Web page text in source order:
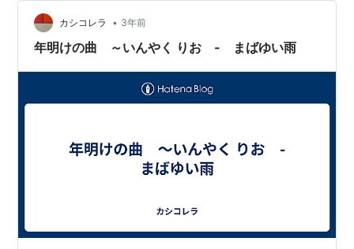
カシコレラ • 3年前
年明けの曲 ～いんやく りお - まばゆい雨